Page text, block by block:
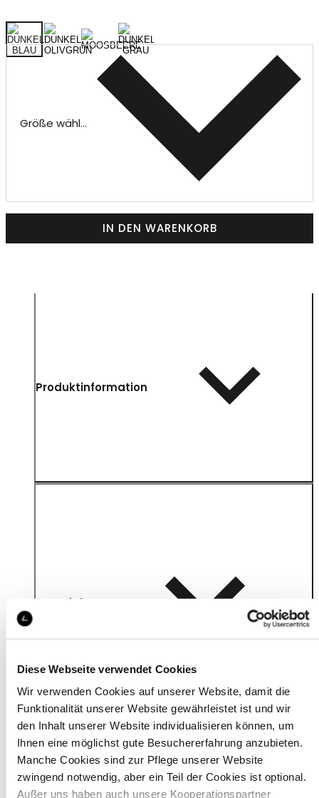
Diese Webseite verwendet Cookies
Wir verwenden Cookies auf unserer Website, damit die
Funktionalität unserer Website gewährleistet ist und wir
den Inhalt unserer Website individualisieren können, um
Ihnen eine möglichst gute Besuchererfahrung anzubieten.
Manche Cookies sind zur Pflege unserer Website
zwingend notwendig, aber ein Teil der Cookies ist optional.
Außer uns haben auch unsere Kooperationspartner
Größe wählen
IN DEN WARENKORB
Produktinformation
Material